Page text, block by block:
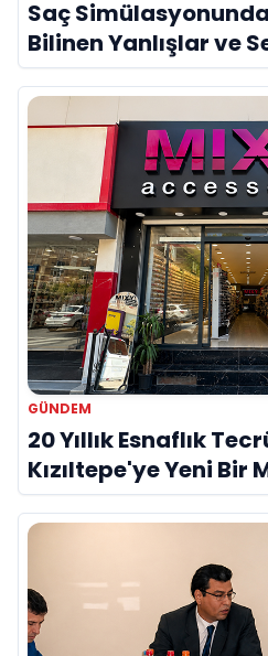
Saç
Bilinen Yanlışlar ve
Onur Akdeniz ile
GÜNDEM
20 Yıllık Esnaflık
Kızıltepe'ye Yeni Bir